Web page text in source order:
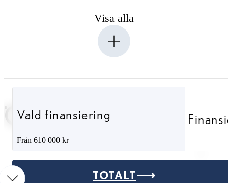
Visa alla
Vald finansiering
Från 610 000 kr
TOTALT
ÖVERSIKT
Föregående bild Nästa